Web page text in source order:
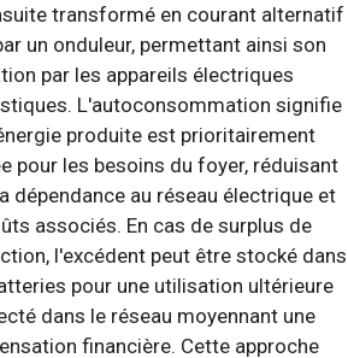
transformé en courant alternatif
un onduleur, permettant ainsi son
par les appareils électriques
L'autoconsommation signifie
produite est prioritairement
pour les besoins du foyer, réduisant
dépendance au réseau électrique et
associés. En cas de surplus de
l'excédent peut être stocké dans
pour une utilisation ultérieure
dans le réseau moyennant une
financière. Cette approche